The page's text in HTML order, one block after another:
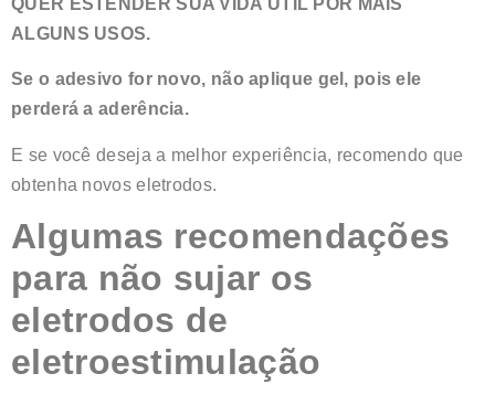
QUER ESTENDER SUA VIDA ÚTIL POR MAIS
ALGUNS USOS.
Se o adesivo for novo, não aplique gel, pois ele
perderá a aderência.
E se você deseja a melhor experiência, recomendo que
obtenha novos eletrodos.
Algumas recomendações
para não sujar os
eletrodos de
eletroestimulação